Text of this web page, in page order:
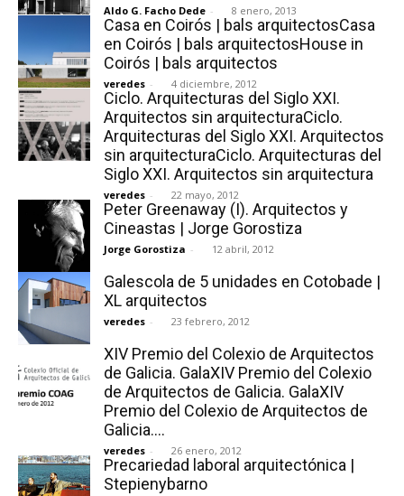
Aldo G. Facho Dede - 8 enero, 2013
Casa en Coirós | bals arquitectosCasa
en Coirós | bals arquitectosHouse in
Coirós | bals arquitectos
veredes - 4 diciembre, 2012
Ciclo. Arquitecturas del Siglo XXI.
Arquitectos sin arquitecturaCiclo.
Arquitecturas del Siglo XXI. Arquitectos
sin arquitecturaCiclo. Arquitecturas del
Siglo XXI. Arquitectos sin arquitectura
veredes - 22 mayo, 2012
Peter Greenaway (I). Arquitectos y
Cineastas | Jorge Gorostiza
Jorge Gorostiza - 12 abril, 2012
Galescola de 5 unidades en Cotobade |
XL arquitectos
veredes - 23 febrero, 2012
XIV Premio del Colexio de Arquitectos
de Galicia. GalaXIV Premio del Colexio
de Arquitectos de Galicia. GalaXIV
Premio del Colexio de Arquitectos de
Galicia....
veredes - 26 enero, 2012
Precariedad laboral arquitectónica |
Stepienybarno